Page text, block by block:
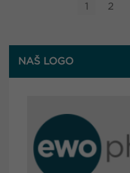
NAŠ LOGO
1 2